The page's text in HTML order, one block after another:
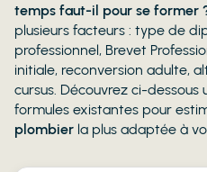
temps faut-il pour se former
plusieurs facteurs : type de
professionnel, Brevet
initiale, reconversion adulte,
cursus. Découvrez ci-dessous
formules existantes pour
plombier la plus adaptée à